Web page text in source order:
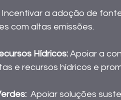
Incentivar a adoção de
com altas emissões.
Hídricos: Apoiar a
e recursos hídricos e
Apoiar soluções